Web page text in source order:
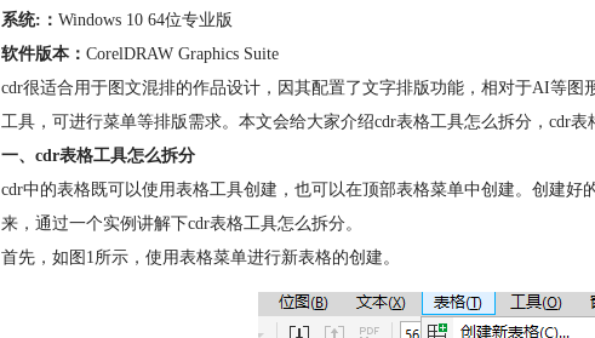
系统:： Windows 10 64位专业版
软件版本： CorelDRAW Graphics Suite
cdr很适合用于图文混排的作品设计，因其配置了文字排版功能，相对于AI等
工具，可进行菜单等排版需求。本文会给大家介绍cdr表格工具怎么拆分，cdr
一、cdr表格工具怎么拆分
cdr中的表格既可以使用表格工具创建，也可以在顶部表格菜单中创建。创建
来，通过一个实例讲解下cdr表格工具怎么拆分。
首先，如图1所示，使用表格菜单进行新表格的创建。